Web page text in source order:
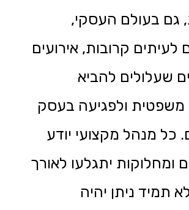
גם בעולם העסקי,
קרובות, אירועים
שעלולים להביא
ולפגיעה בעסק
כל מנהל מקצועי יודע
ומחלוקות יתגלעו לאורך
תמיד ניתן יהיה